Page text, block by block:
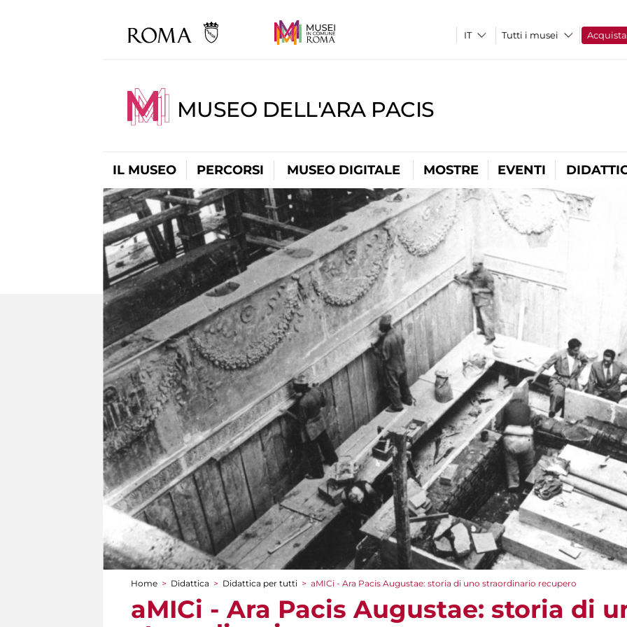
Tutti i musei Acquista
MUSEO DELL'ARA PACIS
IL MUSEO PERCORSI MUSEO DIGITALE MOSTRE EVENTI
Tu sei qui
Home > Didattica > Didattica per tutti > aMICi - Ara Pacis Augustae: storia di uno straordinario recupero
aMICi - Ara Pacis Augustae: storia di